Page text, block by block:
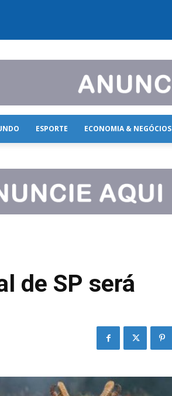
ESPORTE ECONOMIA & NEGÓCIOS
de SP será